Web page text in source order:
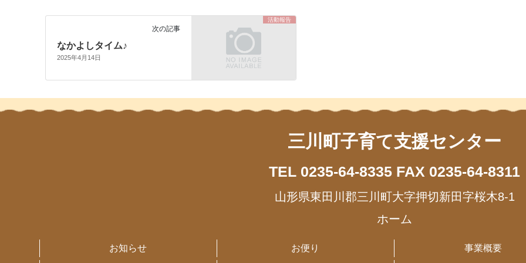
活動報告
次の記事
なかよしタイム♪
2025年4月14日
三川町子育て支援センター
TEL 0235-64-8335 FAX 0235-64-8311
山形県東田川郡三川町大字押切新田字桜木8-1
ホーム
お知らせ お便り 事業概要